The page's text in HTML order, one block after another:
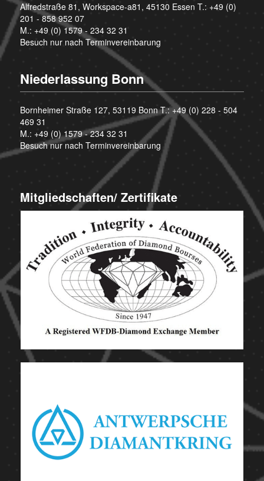
Alfredstraße 81, Workspace-a81, 45130 Essen T.: +49 (0)
201 - 858 952 07
M.: +49 (0) 1579 - 234 32 31
Besuch nur nach Terminvereinbarung
Niederlassung Bonn
Bornheimer Straße 127, 53119 Bonn T.:+49 (0) 228 - 504
469 31
M.: +49 (0) 1579 - 234 32 31
Besuch nur nach Terminvereinbarung
Mitgliedschaften/ Zertifikate